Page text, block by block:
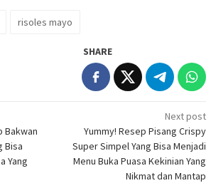
risoles mayo
SHARE
Bakwan
Bisa
Yang
Next post
Yummy! Resep Pisang Crispy
Super Simpel Yang Bisa Menjadi
Menu Buka Puasa Kekinian Yang
Nikmat dan Mantap